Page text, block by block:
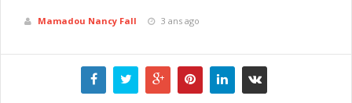
Mamadou Nancy Fall 3 ans ago